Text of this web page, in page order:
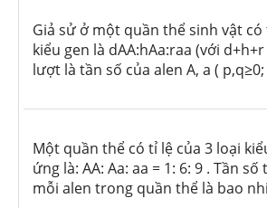
Giả sử ở một quần thể sinh vật
kiểu gen là dAA:hAa:raa (với
lượt là tần số của alen A, a ( p,q≥0;
Một quần thể có tỉ lệ của 3 loại
ứng là: AA: Aa: aa = 1: 6: 9 . Tần
mỗi alen trong quần thể là bao